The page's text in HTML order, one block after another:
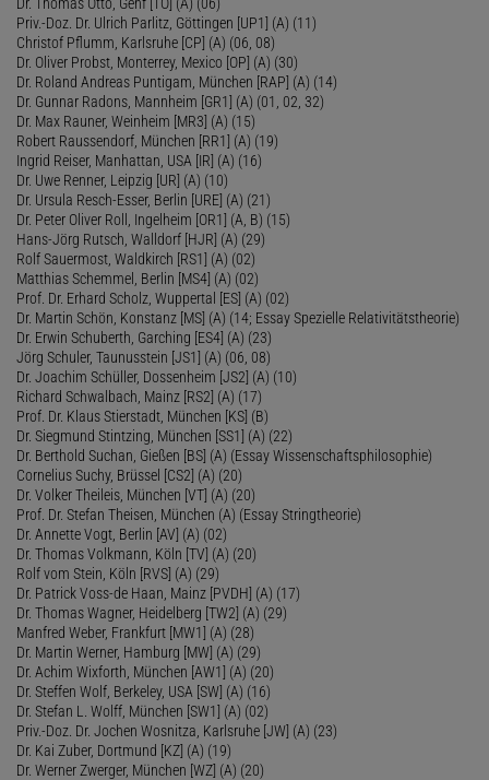
Priv.-Doz. Dr. Ulrich Parlitz, Göttingen [UP1] (A) (11)
Christof Pflumm, Karlsruhe [CP] (A) (06, 08)
Dr. Oliver Probst, Monterrey, Mexico [OP] (A) (30)
Dr. Roland Andreas Puntigam, München [RAP] (A) (14)
Dr. Gunnar Radons, Mannheim [GR1] (A) (01, 02, 32)
Dr. Max Rauner, Weinheim [MR3] (A) (15)
Robert Raussendorf, München [RR1] (A) (19)
Ingrid Reiser, Manhattan, USA [IR] (A) (16)
Dr. Uwe Renner, Leipzig [UR] (A) (10)
Dr. Ursula Resch-Esser, Berlin [URE] (A) (21)
Dr. Peter Oliver Roll, Ingelheim [OR1] (A, B) (15)
Hans-Jörg Rutsch, Walldorf [HJR] (A) (29)
Rolf Sauermost, Waldkirch [RS1] (A) (02)
Matthias Schemmel, Berlin [MS4] (A) (02)
Prof. Dr. Erhard Scholz, Wuppertal [ES] (A) (02)
Dr. Martin Schön, Konstanz [MS] (A) (14; Essay Spezielle Relativitätstheorie)
Dr. Erwin Schuberth, Garching [ES4] (A) (23)
Jörg Schuler, Taunusstein [JS1] (A) (06, 08)
Dr. Joachim Schüller, Dossenheim [JS2] (A) (10)
Richard Schwalbach, Mainz [RS2] (A) (17)
Prof. Dr. Klaus Stierstadt, München [KS] (B)
Dr. Siegmund Stintzing, München [SS1] (A) (22)
Dr. Berthold Suchan, Gießen [BS] (A) (Essay Wissenschaftsphilosophie)
Cornelius Suchy, Brüssel [CS2] (A) (20)
Dr. Volker Theileis, München [VT] (A) (20)
Prof. Dr. Stefan Theisen, München (A) (Essay Stringtheorie)
Dr. Annette Vogt, Berlin [AV] (A) (02)
Dr. Thomas Volkmann, Köln [TV] (A) (20)
Rolf vom Stein, Köln [RVS] (A) (29)
Dr. Patrick Voss-de Haan, Mainz [PVDH] (A) (17)
Dr. Thomas Wagner, Heidelberg [TW2] (A) (29)
Manfred Weber, Frankfurt [MW1] (A) (28)
Dr. Martin Werner, Hamburg [MW] (A) (29)
Dr. Achim Wixforth, München [AW1] (A) (20)
Dr. Steffen Wolf, Berkeley, USA [SW] (A) (16)
Dr. Stefan L. Wolff, München [SW1] (A) (02)
Priv.-Doz. Dr. Jochen Wosnitza, Karlsruhe [JW] (A) (23)
Dr. Kai Zuber, Dortmund [KZ] (A) (19)
Dr. Werner Zwerger, München [WZ] (A) (20)